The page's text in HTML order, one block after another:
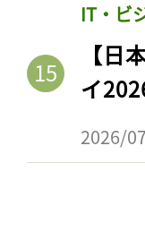
IT・ビ
【日
イ
2026/